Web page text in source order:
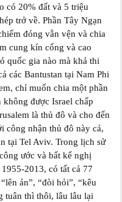
có 20% đất và 5 triệu
trở về. Phần Tây Ngạn
đóng vằn vện và chia
cung kín cổng và cao
quốc gia nào mà khả thi
các Bantustan tại Nam Phi
chỉ muốn chia một phần
được Israel chấp
là thủ đô và cho đến
công nhận thủ đô này cả,
tại Tel Aviv. Trong lịch sử
ước và bất kể nghị
2013, có tất cả 77
án”, “đòi hỏi”, “kêu
tuân thì thôi, lâu lâu lại